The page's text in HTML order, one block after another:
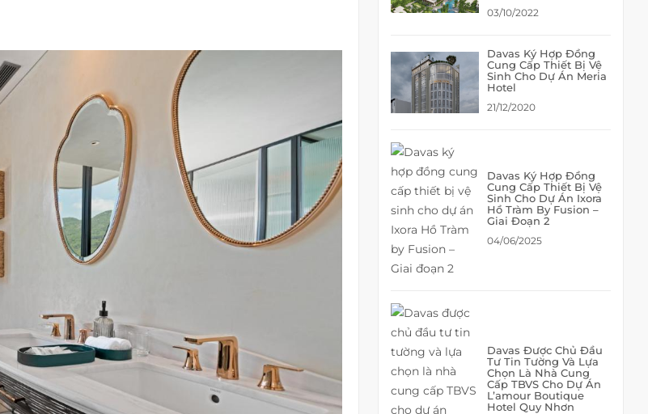
03/10/2022
Davas Ký Hợp Đồng
Cung Cấp Thiết Bị Vệ
Sinh Cho Dự Án Meria
Hotel
21/12/2020
Davas Ký Hợp Đồng
Cung Cấp Thiết Bị Vệ
Sinh Cho Dự Án Ixora
Hồ Tràm By Fusion –
Giai Đoạn 2
04/06/2025
Davas Được Chủ Đầu
Tư Tin Tường Và Lựa
Chọn Là Nhà Cung
Cấp TBVS Cho Dự Án
L’amour Boutique
Hotel Quy Nhơn